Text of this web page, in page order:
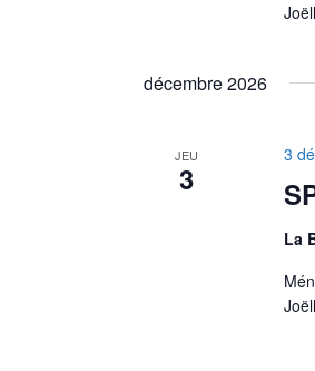
décembre 2026
JEU
3
3
La